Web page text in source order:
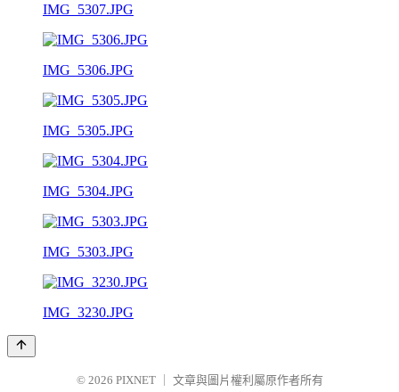
IMG_5307.JPG
IMG_5306.JPG
IMG_5305.JPG
IMG_5304.JPG
IMG_5303.JPG
IMG_3230.JPG
© 2026 PIXNET
文章與圖片權利屬原作者所有